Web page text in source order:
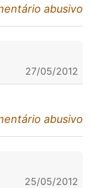
abusivo
27/05/2012
abusivo
25/05/2012